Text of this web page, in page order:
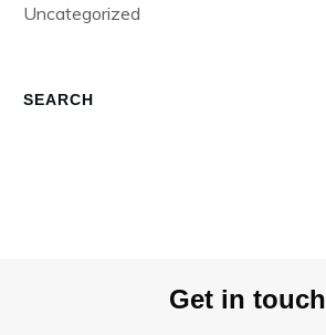
Uncategorized
SEARCH
Get in touch